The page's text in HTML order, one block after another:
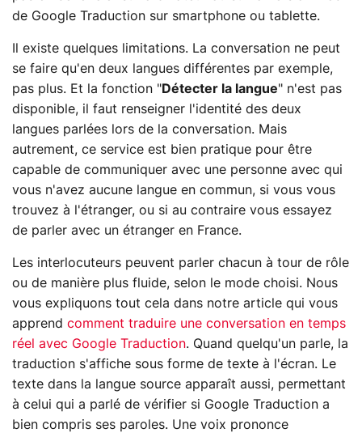
de Google Traduction sur smartphone ou tablette.
Il existe quelques limitations. La conversation ne peut
se faire qu'en deux langues différentes par exemple,
pas plus. Et la fonction "Détecter la langue" n'est pas
disponible, il faut renseigner l'identité des deux
langues parlées lors de la conversation. Mais
autrement, ce service est bien pratique pour être
capable de communiquer avec une personne avec qui
vous n'avez aucune langue en commun, si vous vous
trouvez à l'étranger, ou si au contraire vous essayez
de parler avec un étranger en France.
Les interlocuteurs peuvent parler chacun à tour de rôle
ou de manière plus fluide, selon le mode choisi. Nous
vous expliquons tout cela dans notre article qui vous
apprend comment traduire une conversation en temps
réel avec Google Traduction. Quand quelqu'un parle, la
traduction s'affiche sous forme de texte à l'écran. Le
texte dans la langue source apparaît aussi, permettant
à celui qui a parlé de vérifier si Google Traduction a
bien compris ses paroles. Une voix prononce